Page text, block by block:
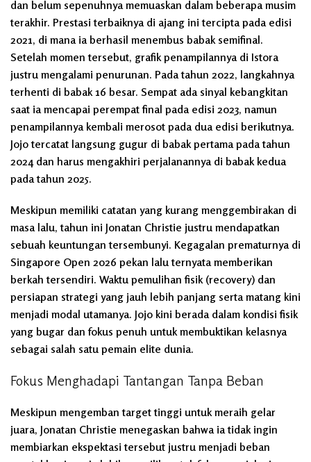
dan belum sepenuhnya memuaskan dalam beberapa musim
terakhir. Prestasi terbaiknya di ajang ini tercipta pada edisi
2021, di mana ia berhasil menembus babak semifinal.
Setelah momen tersebut, grafik penampilannya di Istora
justru mengalami penurunan. Pada tahun 2022, langkahnya
terhenti di babak 16 besar. Sempat ada sinyal kebangkitan
saat ia mencapai perempat final pada edisi 2023, namun
penampilannya kembali merosot pada dua edisi berikutnya.
Jojo tercatat langsung gugur di babak pertama pada tahun
2024 dan harus mengakhiri perjalanannya di babak kedua
pada tahun 2025.
Meskipun memiliki catatan yang kurang menggembirakan di
masa lalu, tahun ini Jonatan Christie justru mendapatkan
sebuah keuntungan tersembunyi. Kegagalan prematurnya di
Singapore Open 2026 pekan lalu ternyata memberikan
berkah tersendiri. Waktu pemulihan fisik (recovery) dan
persiapan strategi yang jauh lebih panjang serta matang kini
menjadi modal utamanya. Jojo kini berada dalam kondisi fisik
yang bugar dan fokus penuh untuk membuktikan kelasnya
sebagai salah satu pemain elite dunia.
Fokus Menghadapi Tantangan Tanpa Beban
Meskipun mengemban target tinggi untuk meraih gelar
juara, Jonatan Christie menegaskan bahwa ia tidak ingin
membiarkan ekspektasi tersebut justru menjadi beban